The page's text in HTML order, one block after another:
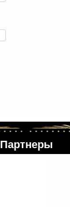
Партнеры